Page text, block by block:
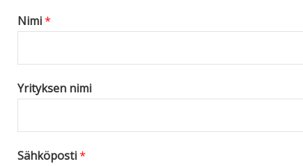
e
Nimi*
Yrityksen nimi
Sähköposti*